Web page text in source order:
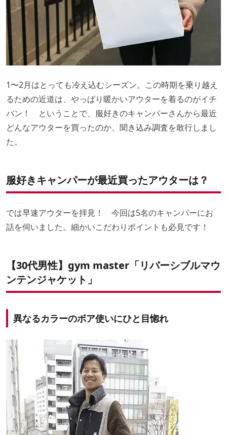
1〜2月はとっても冷え込むシーズン。この時期を乗り越え
るための近道は、やっぱり暖かいアウターを着るのがイチ
バン！ ということで、服好きのキャンパーさんから最近
どんなアウターを買ったのか、聞き込み調査を敢行しまし
た。
服好きキャンパーが最近買ったアウターは？
では早速アウターを拝見！ 今回は5名のキャンパーにお
話を伺いました。細かいこだわりポイントも必見です！
【30代男性】gym master「リバーシブルマウ
ンテンジャケット」
異なるカラーのボア使いにひと目惚れ